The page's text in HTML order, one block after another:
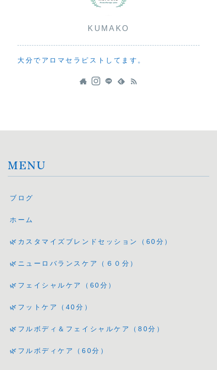
KUMAKO
大分でアロマセラピストしてます。
MENU
ブログ
ホーム
🌿カスタマイズブレンドセッション（60分）
🌿ニューロバランスケア（６０分）
🌿フェイシャルケア（60分）
🌿フットケア（40分）
🌿フルボディ＆フェイシャルケア（80分）
🌿フルボディケア（60分）